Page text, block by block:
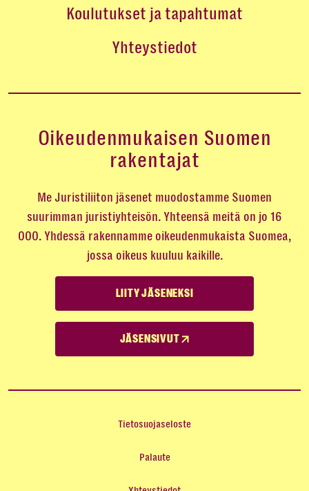
Koulutukset ja tapahtumat
Yhteystiedot
Oikeudenmukaisen Suomen
rakentajat
Me Juristiliiton jäsenet muodostamme Suomen
suurimman juristiyhteisön. Yhteensä meitä on jo 16
000. Yhdessä rakennamme oikeudenmukaista Suomea,
jossa oikeus kuuluu kaikille.
LIITY JÄSENEKSI
JÄSENSIVUT
Tietosuojaseloste
Palaute